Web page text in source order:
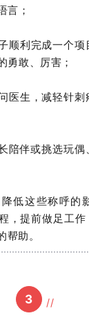
言；
顺利完成一个
勇敢、厉害；
医生，减轻针
陪伴或挑选玩偶
降低这些称呼的
，提前做足工
助。
3 //